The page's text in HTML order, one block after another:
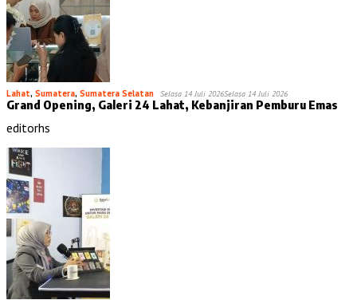
Lahat, Sumatera, Sumatera Selatan Selasa 14 Juli 2026Selasa 14 Juli 2026
Grand Opening, Galeri 24 Lahat, Kebanjiran Pemburu Emas
editorhs